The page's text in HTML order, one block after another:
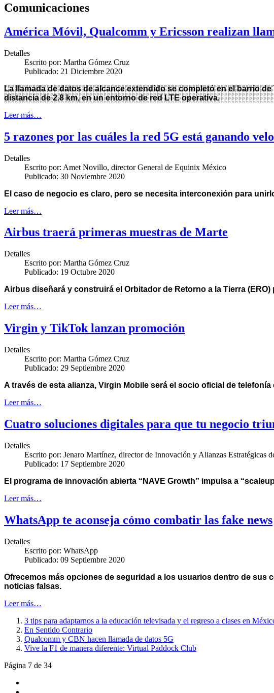
Comunicaciones
América Móvil, Qualcomm y Ericsson realizan
Detalles
Escrito por: Martha Gómez Cruz
Publicado: 21 Diciembre 2020
La llamada de datos de alcance extendido se completó en el barrio
distancia de 2.8 km, en un entorno de red LTE operativa.
Leer más…
5 razones por las cuáles la red 5G está ganando
Detalles
Escrito por: Amet Novillo, director General de Equinix México
Publicado: 30 Noviembre 2020
El caso de negocio es claro, pero se necesita interconexión para
Leer más…
Airbus traerá primeras muestras de Marte
Detalles
Escrito por: Martha Gómez Cruz
Publicado: 19 Octubre 2020
Airbus diseñará y construirá el Orbitador de Retorno a la Tierra
Leer más…
Virgin y TikTok lanzan promoción
Detalles
Escrito por: Martha Gómez Cruz
Publicado: 29 Septiembre 2020
A través de esta alianza, Virgin Mobile será el socio oficial de
Leer más…
Cuatro soluciones digitales para que tu negocio
Detalles
Escrito por: Jenaro Martínez, director de Innovación y Alianzas Estratégicas
Publicado: 17 Septiembre 2020
El programa de innovación abierta “NAVE Growth” impulsa a
Leer más…
WhatsApp te aconseja cómo combatir las fake news
Detalles
Escrito por: WhatsApp
Publicado: 09 Septiembre 2020
Ofrecemos más opciones de seguridad a los usuarios dentro de
noticias falsas.
Leer más…
3 tips para adaptarnos a la educación televisada y el regreso a clases en
En Sentido Contrario
Qualcomm y CBN hacen llamada de datos 5G
Vive la F1 de manera diferente: Virtual Paddock Club
Página 7 de 34